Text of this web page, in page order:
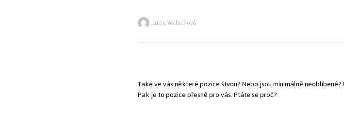
Lucie Walachová
Také ve vás některé pozice štvou? Nebo jsou minimálně
Pak je to pozice přesně pro vás. Ptáte se proč?